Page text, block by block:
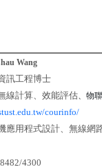
Wang
訊工程博士
線計算、效能評估、 物
courinfo/
應用程式設計、無線網
4300